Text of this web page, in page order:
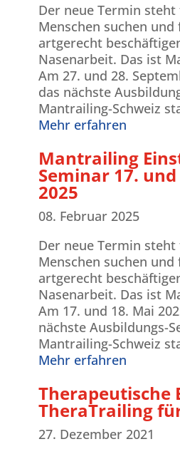
Der neue Termin steht
Menschen suchen
artgerecht
Nasenarbeit. Das ist
Am 27. und 28.
das nächste
Mantrailing-Schweiz
Mehr erfahren
Mantrailing
Seminar 17.
2025
08. Februar 2025
Der neue Termin steht
Menschen suchen
artgerecht
Nasenarbeit. Das ist
Am 17. und 18. Mai
nächste Ausbildungs-
Mantrailing-Schweiz
Mehr erfahren
Therapeutische
TheraTrailing
27. Dezember 2021